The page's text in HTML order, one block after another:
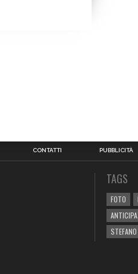
CONTATTI PUBBLICITÀ
TAGS
FOTO